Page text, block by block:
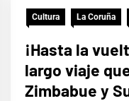
Cultura La Coruña
¡Hasta la
largo viaje
Zimbabue y